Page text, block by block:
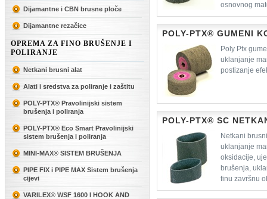
Dijamantne i CBN brusne ploče
Dijamantne rezačice
OPREMA ZA FINO BRUŠENJE I
POLIRANJE
Netkani brusni alat
Alati i sredstva za poliranje i zaštitu
POLY-PTX® Pravolinijski sistem
brušenja i poliranja
POLY-PTX® Eco Smart Pravolinijski
sistem brušenja i poliranja
MINI-MAX® SISTEM BRUŠENJA
PIPE FIX i PIPE MAX Sistem brušenja
cijevi
VARILEX® WSF 1600 I HOOK AND
osnovnog
uporabu
POLY-PTX® GUMENI
Poly Ptx
uklanjanje
postizanje
POLY-PTX® SC
Netkani
uklanjanje
oksidacije,
brušenja,
finu završnu
mat i satin